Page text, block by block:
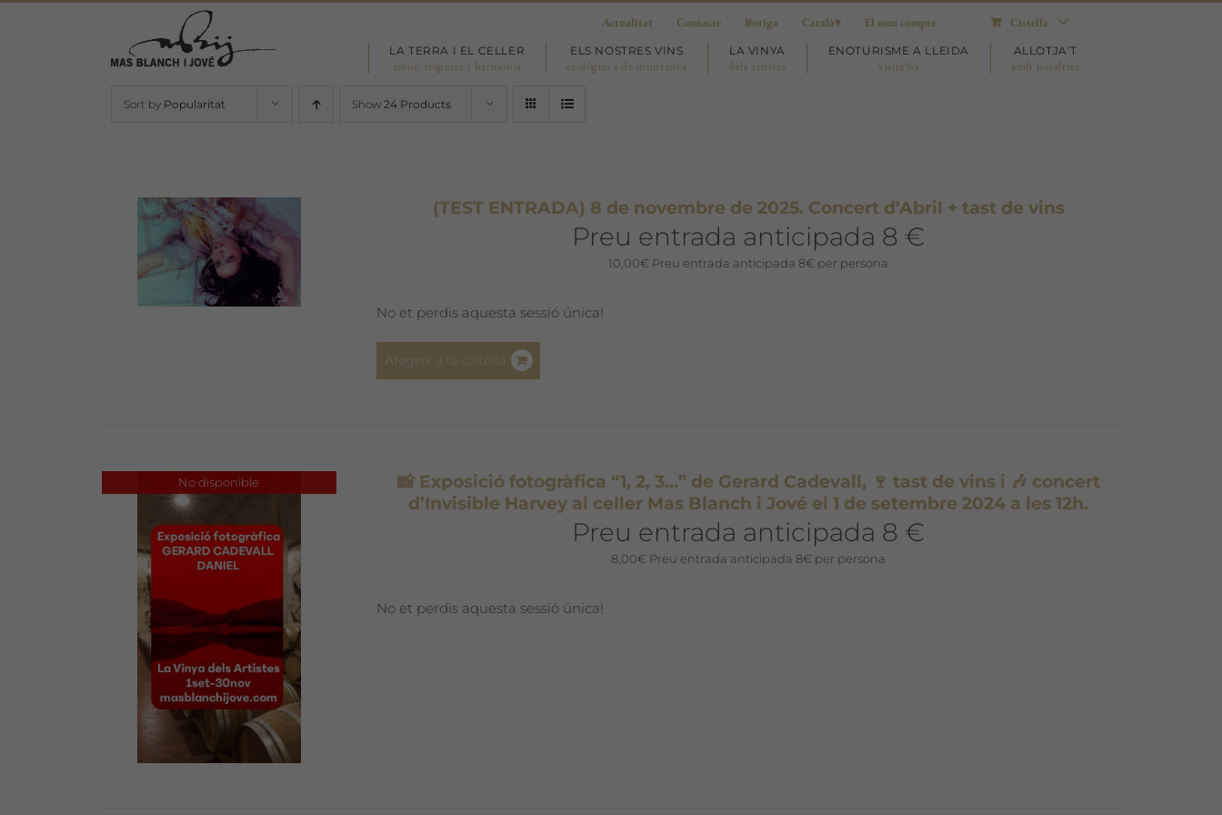
Actualitat Contacte Botiga Català El meu compte Cistella
LA TERRA I EL CELLER
amor, respecte i harmonia
ELS NOSTRES VINS
ecològics i de muntanya
LA VINYA
dels artistes
ENOTURISME A LLEIDA
visita’ns
ALLOTJA’T
amb nosaltres
Sort by Popularitat Show 24 Products
(TEST ENTRADA) 8 de novembre de 2025. Concert d’Abril + tast de vins
Preu entrada anticipada 8 €
10,00€ Preu entrada anticipada 8€ per persona
No et perdis aquesta sessió única!
Afegeix a la cistella
No disponible
📸 Exposició fotogràfica “1, 2, 3…” de Gerard Cadevall, 🍷 tast de vins i 🎶 concert
d’Invisible Harvey al celler Mas Blanch i Jové el 1 de setembre 2024 a les 12h.
Preu entrada anticipada 8 €
8,00€ Preu entrada anticipada 8€ per persona
No et perdis aquesta sessió única!